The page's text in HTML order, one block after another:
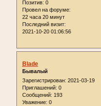
Позитив: 0
Провел на форуме:
22 часа 20 минут
Последний визит:
2021-10-20 01:06:56
Blade
Бывалый
Зарегистрирован: 2021-03-19
Приглашений: 0
Сообщений: 193
Уважение: 0